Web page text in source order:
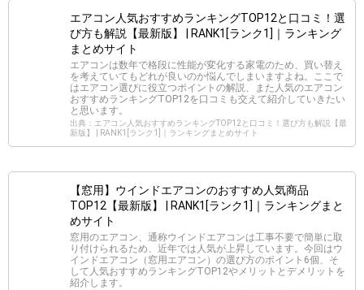
エアコン人気おすすめランキングTOP12と口コミ！選
び方も解説【最新版】 | RANK1[ランク1]｜ランキング
まとめサイト
エアコンは数年で格段に性能が変化する家電のため、買い替え
を考えていてもどれが良いのか悩んでしまいますよね。ここで
はエアコン選びに役立つポイントの解説、また人気のエアコン
おすすめランキングTOP12を口コミも交えて紹介していきたい
と思います。
出典：エアコン人気おすすめランキングTOP12と口コミ！選び方も解説【最
新版】 | RANK1[ランク1]｜ランキングまとめサイト
【窓用】ウインドエアコンのおすすめ人気商品
TOP12【最新版】 | RANK1[ランク1]｜ランキングまと
めサイト
窓用のエアコン、通称ウインドエアコンは工事不要で簡単に取
り付けられるため、近年では人気が上昇しています。今回はウ
インドエアコン（窓用エアコン）の選び方のポイント6個、そ
して人気おすすめランキングTOP12やメリットとデメリットを
紹介します。